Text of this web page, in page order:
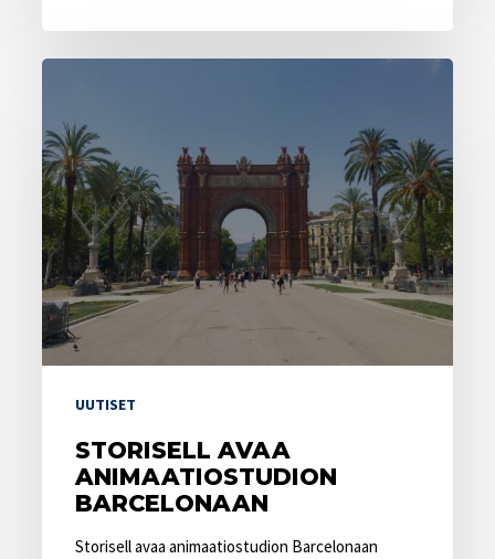
animaatiostudion
Barcelonaan
UUTISET
STORISELL AVAA
ANIMAATIOSTUDION
BARCELONAAN
Storisell avaa animaatiostudion Barcelonaan